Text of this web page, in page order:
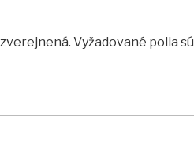
Vyžadované polia sú